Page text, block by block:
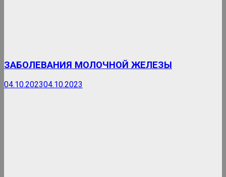
ЗАБОЛЕВАНИЯ МОЛОЧНОЙ ЖЕЛЕЗЫ
04.10.202304.10.2023